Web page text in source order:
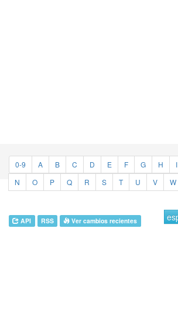
0-9 A B C D E F G H I
N
O P Q R S T U V W
API RSS Ver cambios recientes